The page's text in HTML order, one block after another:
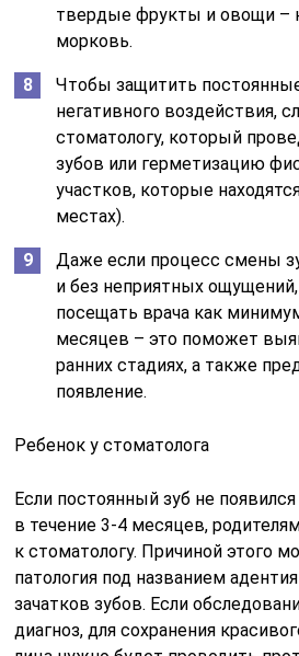
твердые фрукты и овощи –
морковь.
Чтобы защитить
негативного воздействия,
стоматологу, который
зубов или герметизацию
участков, которые
местах).
Даже если процесс смены
и без неприятных
посещать врача как
месяцев – это поможет
ранних стадиях, а также
появление.
Ребенок у стоматолога
Если постоянный зуб не
в течение 3-4 месяцев,
к стоматологу. Причиной этого
патология под названием
зачатков зубов. Если
диагноз, для сохранения